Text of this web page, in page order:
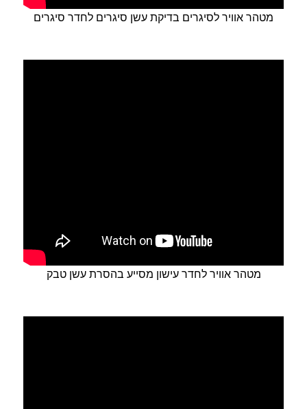
מטהר אוויר לסיגרים בדיקת עשן סיגרים לחדר סיגרים
מטהר אוויר לחדר עישון מסייע בהסרת עשן טבק